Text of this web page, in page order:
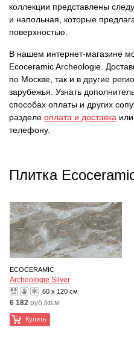
коллекции представлены
и напольная, которые
поверхностью.
В нашем интернет-магазине
Ecoceramic Archeologie.
по Москве, так и в другие
зарубежья. Узнать
способах оплаты и других
разделе оплата и доставка
телефону.
Плитка
ECOCERAMIC
Archeologie Silver
60 x 120 см
6 182 руб./кв.м
Купить